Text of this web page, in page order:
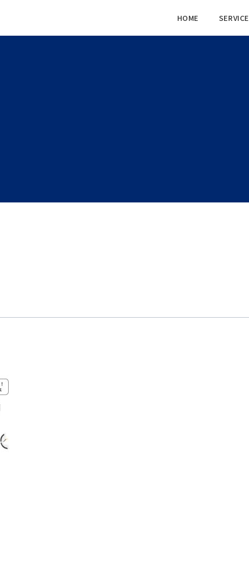
HOME SERVICE